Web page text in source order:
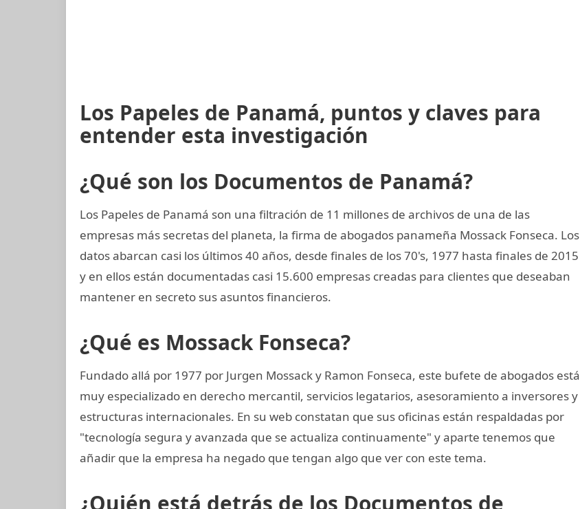
Los Papeles de Panamá, puntos y claves para
entender esta investigación
¿Qué son los Documentos de Panamá?
Los Papeles de Panamá son una filtración de 11 millones de archivos de una de las
empresas más secretas del planeta, la firma de abogados panameña Mossack Fonseca. Los
datos abarcan casi los últimos 40 años, desde finales de los 70's, 1977 hasta finales de 2015
y en ellos están documentadas casi 15.600 empresas creadas para clientes que deseaban
mantener en secreto sus asuntos financieros.
¿Qué es Mossack Fonseca?
Fundado allá por 1977 por Jurgen Mossack y Ramon Fonseca, este bufete de abogados está
muy especializado en derecho mercantil, servicios legatarios, asesoramiento a inversores y
estructuras internacionales. En su web constatan que sus oficinas están respaldadas por
"tecnología segura y avanzada que se actualiza continuamente" y aparte tenemos que
añadir que la empresa ha negado que tengan algo que ver con este tema.
¿Quién está detrás de los Documentos de